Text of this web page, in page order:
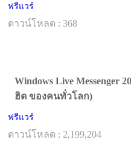
ฟรีแวร์
ดาวน์โหลด : 368
Windows Live Messenger
ฮิต ของคนทั่วโลก)
ฟรีแวร์
ดาวน์โหลด : 2,199,204